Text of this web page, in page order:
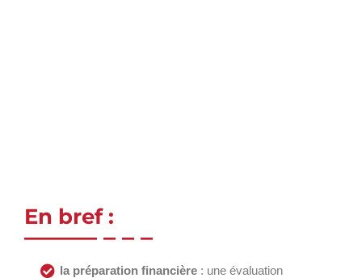
En bref :
la préparation financière : une évaluation